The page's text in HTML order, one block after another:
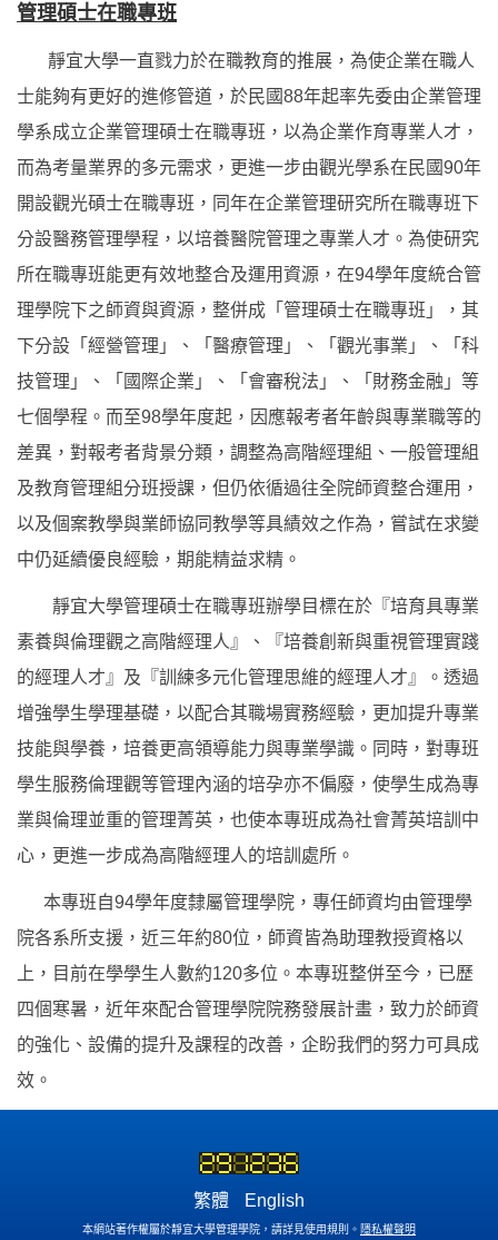
管理碩士在職專班
靜宜大學一直戮力於在職教育的推展，為使企業在職人
士能夠有更好的進修管道，於民國88年起率先委由企業管理
學系成立企業管理碩士在職專班，以為企業作育專業人才，
而為考量業界的多元需求，更進一步由觀光學系在民國90年
開設觀光碩士在職專班，同年在企業管理研究所在職專班下
分設醫務管理學程，以培養醫院管理之專業人才。為使研究
所在職專班能更有效地整合及運用資源，在94學年度統合管
理學院下之師資與資源，整併成「管理碩士在職專班」，其
下分設「經營管理」、「醫療管理」、「觀光事業」、「科
技管理」、「國際企業」、「會審稅法」、「財務金融」等
七個學程。而至98學年度起，因應報考者年齡與專業職等的
差異，對報考者背景分類，調整為高階經理組、一般管理組
及教育管理組分班授課，但仍依循過往全院師資整合運用，
以及個案教學與業師協同教學等具績效之作為，嘗試在求變
中仍延續優良經驗，期能精益求精。
靜宜大學管理碩士在職專班辦學目標在於『培育具專業
素養與倫理觀之高階經理人』、『培養創新與重視管理實踐
的經理人才』及『訓練多元化管理思維的經理人才』。透過
增強學生學理基礎，以配合其職場實務經驗，更加提升專業
技能與學養，培養更高領導能力與專業學識。同時，對專班
學生服務倫理觀等管理內涵的培孕亦不偏廢，使學生成為專
業與倫理並重的管理菁英，也使本專班成為社會菁英培訓中
心，更進一步成為高階經理人的培訓處所。
本專班自94學年度隸屬管理學院，專任師資均由管理學
院各系所支援，近三年約80位，師資皆為助理教授資格以
上，目前在學學生人數約120多位。本專班整併至今，已歷
四個寒暑，近年來配合管理學院院務發展計畫，致力於師資
的強化、設備的提升及課程的改善，企盼我們的努力可具成
效。
繁體 English
本網站著作權屬於靜宜大學管理學院，請詳見使用規則。 隱私權聲明